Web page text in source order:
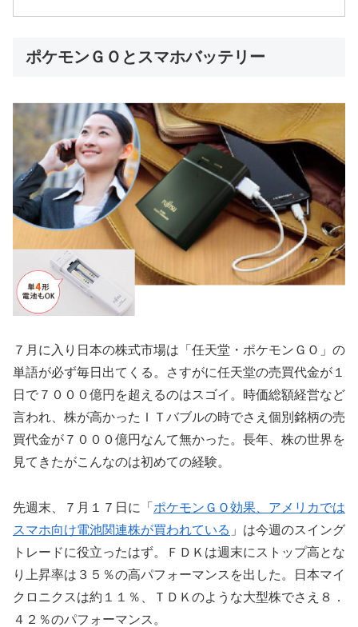
ポケモンＧＯとスマホバッテリー
７月に入り日本の株式市場は「任天堂・ポケモンＧＯ」の
単語が必ず毎日出てくる。さすがに任天堂の売買代金が１
日で７０００億円を超えるのはスゴイ。時価総額経営など
言われ、株が高かったＩＴバブルの時でさえ個別銘柄の売
買代金が７０００億円なんて無かった。長年、株の世界を
見てきたがこんなのは初めての経験。
先週末、７月１７日に「 ポケモンＧＯ効果、アメリカでは
スマホ向け電池関連株が買われている 」は今週のスイング
トレードに役立ったはず。ＦＤＫは週末にストップ高とな
り上昇率は３５％の高パフォーマンスを出した。日本マイ
クロニクスは約１１％、ＴＤＫのような大型株でさえ８．
４２％のパフォーマンス。